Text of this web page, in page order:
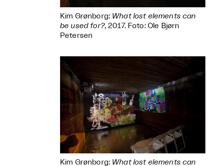
Kim Grønborg: What lost elements can
be used for?, 2017. Foto: Ole Bjørn
Petersen
Kim Grønborg: What lost elements can